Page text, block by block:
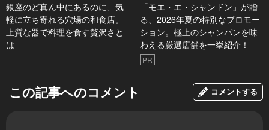
銀座のど真ん中にあるのに、気
軽に立ち寄れる穴場の和食店。
上質な器で料理を食す贅沢さと
は
「モエ・エ・シャンドン」が贈
る、2026年夏の特別なプロモー
ション。極上のシャンパンを味
わえる厳選店舗を一挙紹介！
PR
この記事へのコメント コメントする